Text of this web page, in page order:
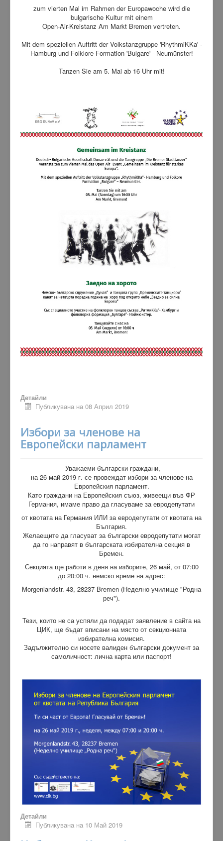
zum vierten Mal im Rahmen der Europawoche wird die
bulgarische Kultur mit einem
Open-Air-Kreistanz Am Markt Bremen vertreten.
Mit dem speziellen Auftritt der Volkstanzgruppe 'RhythmiKKa' -
Hamburg und Folklore Formation 'Bulgare' - Neumünster!
Tanzen Sie am 5. Mai ab 16 Uhr mit!
Детайли
Публикувана на 08 Април 2019
Избори за членове на
Европейски парламент
Уважаеми български граждани,
на 26 май 2019 г. се провеждат избори за членове на
Европейския парламент.
Като граждани на Европейския съюз, живеещи във ФР
Германия, имаме право да гласуваме за евродепутати
от квотата на Германия ИЛИ за евродепутати от квотата на
България.
Желаещите да гласуват за български евродепутати могат
да го направят в българската избирателна секция в
Бремен.
Секцията ще работи в деня на изборите, 26 май, от 07:00
до 20:00 ч. немско време на адрес:
Morgenlandstr. 43, 28237 Bremen (Неделно училище "Родна
реч").
Тези, които не са успяли да подадат заявление в сайта на
ЦИК, ще бъдат вписани на място от секционната
избирателна комисия.
Задължително си носете валиден български документ за
самоличност: лична карта или паспорт!
Детайли
Публикувана на 10 Май 2019